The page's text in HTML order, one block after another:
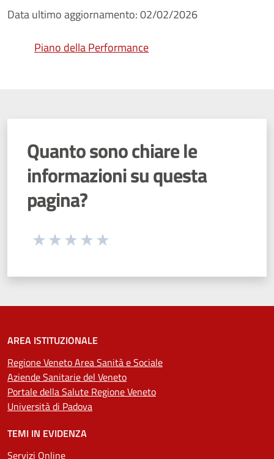
Data ultimo aggiornamento: 02/02/2026
Piano della Performance
Quanto sono chiare le
informazioni su questa
pagina?
Seleziona una valutazione da 1 a 5 stelle
AREA ISTITUZIONALE
Regione Veneto Area Sanità e Sociale
Aziende Sanitarie del Veneto
Portale della Salute Regione Veneto
Università di Padova
TEMI IN EVIDENZA
Servizi Online